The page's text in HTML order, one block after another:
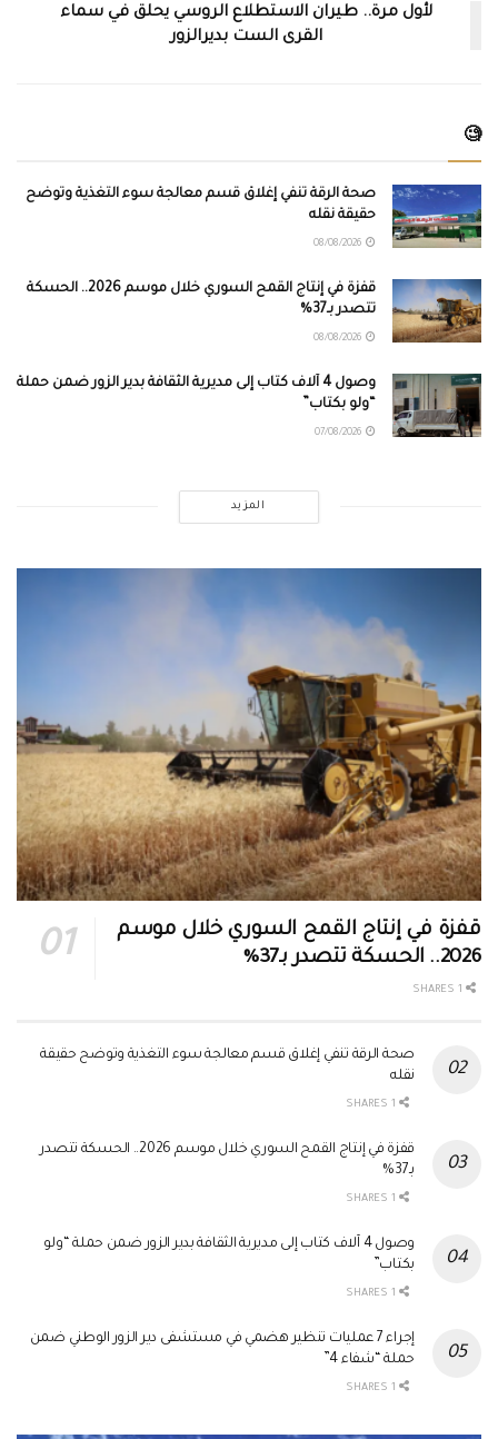
لأول مرة.. طيران الاستطلاع الروسي يحلق في سماء
القرى الست بديرالزور
🧐
صحة الرقة تنفي إغلاق قسم معالجة سوء التغذية وتوضح
حقيقة نقله
قفزة في إنتاج القمح السوري خلال موسم 2026.. الحسكة
تتصدر بـ37%
وصول 4 آلاف كتاب إلى مديرية الثقافة بدير الزور ضمن حملة
“ولو بكتاب”
المزيد
قفزة في إنتاج القمح السوري خلال موسم
2026.. الحسكة تتصدر بـ37%
صحة الرقة تنفي إغلاق قسم معالجة سوء التغذية وتوضح حقيقة
نقله
قفزة في إنتاج القمح السوري خلال موسم 2026.. الحسكة تتصدر
بـ37%
وصول 4 آلاف كتاب إلى مديرية الثقافة بدير الزور ضمن حملة “ولو
بكتاب”
إجراء 7 عمليات تنظير هضمي في مستشفى دير الزور الوطني ضمن
حملة “شفاء 4”